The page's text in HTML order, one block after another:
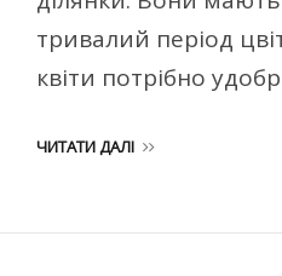
тривалий період
квіти потрібно
ЧИТАТИ ДАЛІ